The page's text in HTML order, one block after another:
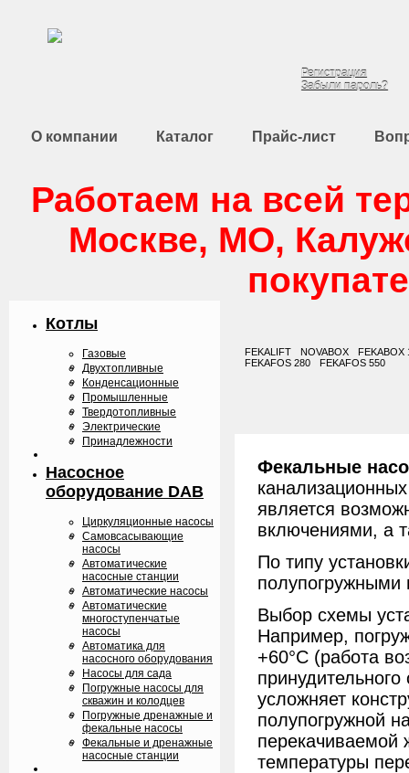
Регистрация
Забыли пароль?
О компании Каталог Прайс-лист
Работаем на всей
Москве, МО,
Котлы
Газовые
Двухтопливные
Конденcационные
Промышленные
Твердотопливные
Электрические
Принадлежности
Насосное
оборудование DAB
Циркуляционные насосы
Самовсасывающие
насосы
Автоматические
насосные станции
Автоматические насосы
Автоматические
многоступенчатые
насосы
Автоматика для
насосного оборудования
Насосы для сада
Погружные насосы для
скважин и колодцев
Погружные дренажные и
фекальные насосы
Фекальные и дренажные
насосные станции
FEKALIFT NOVABOX
FEKABOX
FEKAFOS 280
FEKAFOS 550
Фекальные
является
включениями, а
По типу
Выбор схемы
Например,
+60°С (работа
усложняет
полупогружной
перекачиваемой
температуры